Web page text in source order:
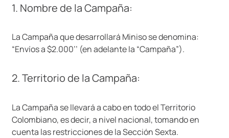
1. Nombre de la Campaña:
La Campaña que desarrollará Miniso se denomina:
“Envíos a $2.000’’ (en adelante la “Campaña”).
2. Territorio de la Campaña:
La Campaña se llevará a cabo en todo el Territorio
Colombiano, es decir, a nivel nacional, tomando en
cuenta las restricciones de la Sección Sexta.